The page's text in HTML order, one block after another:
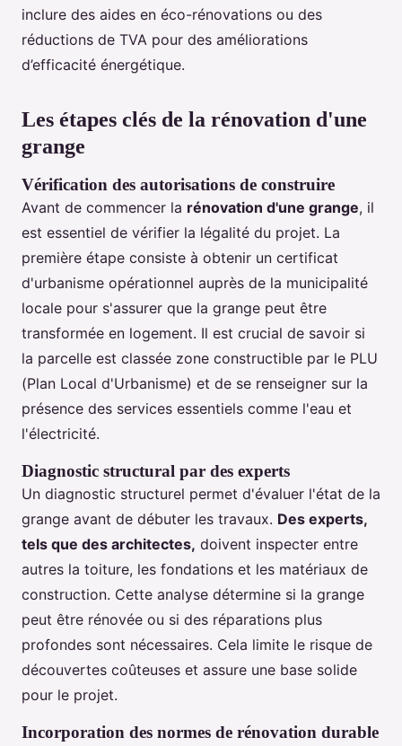
inclure des aides en éco-rénovations ou des
réductions de TVA pour des améliorations
d’efficacité énergétique.
Les étapes clés de la rénovation d'une
grange
Vérification des autorisations de construire
Avant de commencer la rénovation d'une grange, il
est essentiel de vérifier la légalité du projet. La
première étape consiste à obtenir un certificat
d'urbanisme opérationnel auprès de la municipalité
locale pour s'assurer que la grange peut être
transformée en logement. Il est crucial de savoir si
la parcelle est classée zone constructible par le PLU
(Plan Local d'Urbanisme) et de se renseigner sur la
présence des services essentiels comme l'eau et
l'électricité.
Diagnostic structural par des experts
Un diagnostic structurel permet d'évaluer l'état de la
grange avant de débuter les travaux. Des experts,
tels que des architectes, doivent inspecter entre
autres la toiture, les fondations et les matériaux de
construction. Cette analyse détermine si la grange
peut être rénovée ou si des réparations plus
profondes sont nécessaires. Cela limite le risque de
découvertes coûteuses et assure une base solide
pour le projet.
Incorporation des normes de rénovation durable